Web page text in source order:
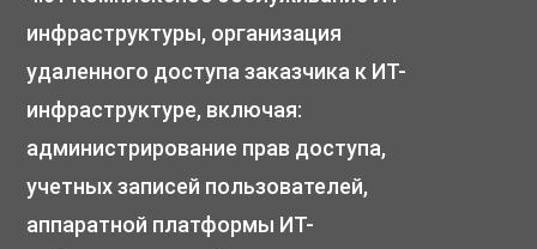
инфраструктуры, организация
удаленного доступа заказчика к ИТ-
инфраструктуре, включая:
администрирование прав доступа,
учетных записей пользователей,
аппаратной платформы ИТ-